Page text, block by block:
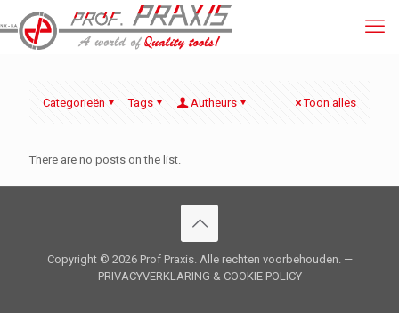
Categorieën Tags Autheurs Toon alles
There are no posts on the list.
Copyright © 2026 Prof Praxis. Alle rechten voorbehouden. —
PRIVACYVERKLARING & COOKIE POLICY